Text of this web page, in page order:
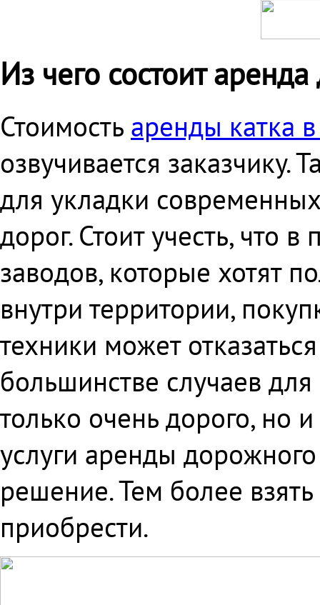
Из чего состоит
Стоимость аренды катка
озвучивается заказчику.
для укладки
дорог. Стоит учесть, что
заводов, которые хотят
внутри территории,
техники может
большинстве случаев
только очень дорого, но
услуги аренды
решение. Тем более
приобрести.